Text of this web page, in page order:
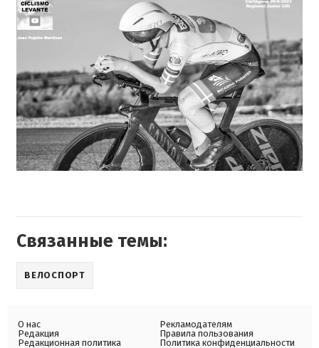
Связанные темы:
ВЕЛОСПОРТ
О нас
Редакция
Редакционная политика
Рекламодателям
Правила пользования
Политика конфиденциальности